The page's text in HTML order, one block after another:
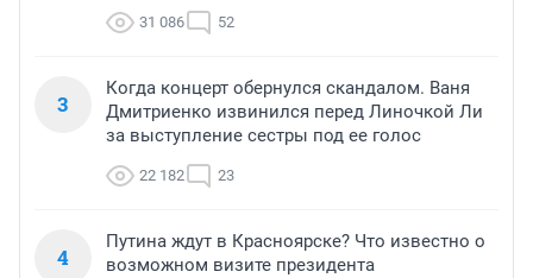
31 086 52
3
Когда концерт обернулся скандалом. Ваня
Дмитриенко извинился перед Линочкой Ли
за выступление сестры под ее голос
22 182 23
4
Путина ждут в Красноярске? Что известно о
возможном визите президента